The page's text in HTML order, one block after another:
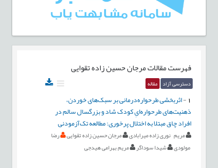
فهرست مقالاتمرجان حسین زاده تقوایی
دسترسی آزاد مقاله
-اثربخشی طرحواره‌درمانی بر سبک‌های خوردن،
ذهنیت‌های طرحواره‌ایِ کودک شاد و بزرگسال سالم در
افراد چاق مبتلا به اختلال پرخوری: مطالعه تک‌آزمودنی
مریم نوری زاده میرابادی مرجان حسین زاده تقوایی
رضا
مولودی
شیدا سوداگر مریم بهرامی هیدجی